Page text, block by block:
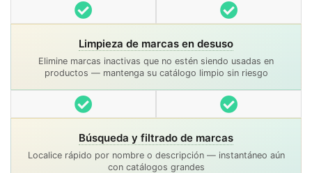
Incluido Incluido
Limpieza de marcas en desuso
Elimine marcas inactivas que no estén siendo usadas en
productos — mantenga su catálogo limpio sin riesgo
Incluido Incluido
Búsqueda y filtrado de marcas
Localice rápido por nombre o descripción — instantáneo aún
con catálogos grandes